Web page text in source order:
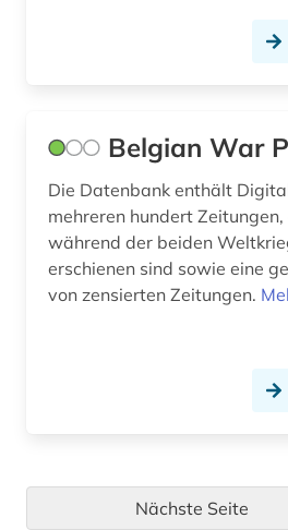
Belgian War
Die Datenbank enthält
mehreren hundert
während der beiden
erschienen sind sowie eine
von zensierten Zeitungen.
Nächste Seite